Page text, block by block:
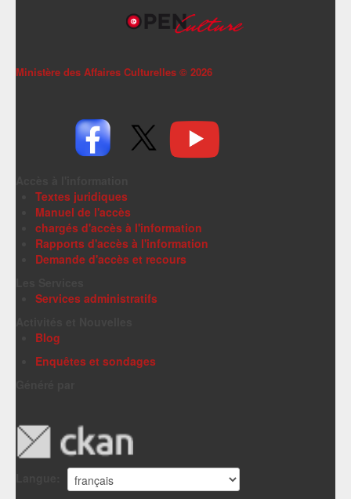
Ministère des Affaires Culturelles © 2026
Textes juridiques
Manuel de l'accès
chargés d'accès à l'information
Rapports d'accès à l'information
Demande d'accès et recours
Services administratifs
Blog
Enquêtes et sondages